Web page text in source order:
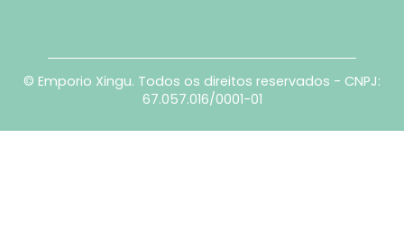
© Emporio Xingu. Todos os direitos reservados - CNPJ:
67.057.016/0001-01